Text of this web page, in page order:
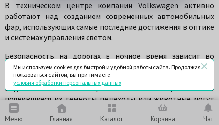
Меню Главная Каталог Корзина Чат
В техническом центре компании Volkswagen активно
работают над созданием современных автомобильных
фар, использующих самые последние достижения в оптике
и системах управления светом.
Безопасность на дорогах в ночное время зависит во
многом от качества освещения. В условиях интенсивного
движения часто возникают ситуации ослепления
водителей светом от встречных автомобилей, а внезапно
появившиеся из темноты пешеходы или животные могут
стать причиной аварии.
Мы используем cookies для быстрой и удобной работы сайта. Продолжая
пользоваться сайтом, вы принимаете
условия обработки персональных данных